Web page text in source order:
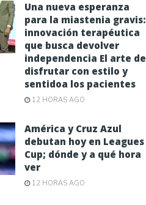
Una nueva esperanza
para la miastenia gravis:
innovación terapéutica
que busca devolver
independencia El arte de
disfrutar con estilo y
sentidoa los pacientes
12 HORAS AGO
América y Cruz Azul
debutan hoy en Leagues
Cup; dónde y a qué hora
ver
12 HORAS AGO